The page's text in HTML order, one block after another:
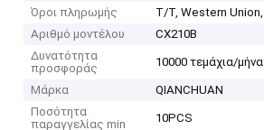
Όροι πληρωμής
T/T, Western Union,
Αριθμό μοντέλου
CX210B
Δυνατότητα
προσφοράς
10000 τεμάχια/μήνα
Μάρκα
QIANCHUAN
Ποσότητα
παραγγελίας min
10PCS